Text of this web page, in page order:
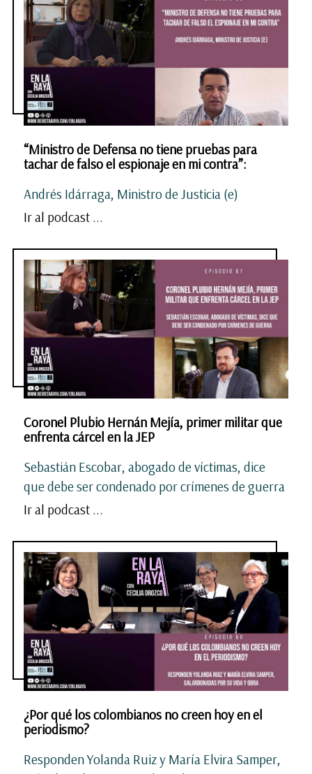
“Ministro de Defensa no tiene pruebas para
tachar de falso el espionaje en mi contra”:
Andrés Idárraga, Ministro de Justicia (e)
Ir al podcast ...
Coronel Plubio Hernán Mejía, primer militar que
enfrenta cárcel en la JEP
Sebastián Escobar, abogado de víctimas, dice
que debe ser condenado por crímenes de guerra
Ir al podcast ...
¿Por qué los colombianos no creen hoy en el
periodismo?
Responden Yolanda Ruiz y María Elvira Samper,